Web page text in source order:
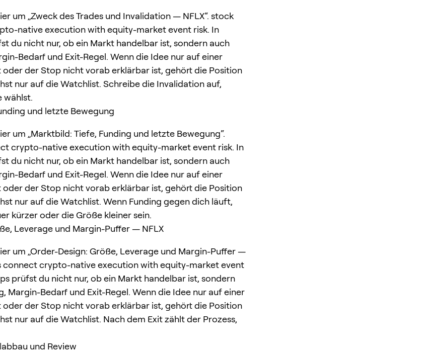
um „Zweck des Trades und Invalidation — NFLX“. stock
native execution with equity-market event risk. In
du nicht nur, ob ein Markt handelbar ist, sondern auch
Bedarf und Exit-Regel. Wenn die Idee nur auf einer
oder der Stop nicht vorab erklärbar ist, gehört die Position
nur auf die Watchlist. Schreibe die Invalidation auf,
wählst.
und letzte Bewegung
um „Marktbild: Tiefe, Funding und letzte Bewegung“.
crypto-native execution with equity-market event risk. In
du nicht nur, ob ein Markt handelbar ist, sondern auch
Bedarf und Exit-Regel. Wenn die Idee nur auf einer
oder der Stop nicht vorab erklärbar ist, gehört die Position
nur auf die Watchlist. Wenn Funding gegen dich läuft,
kürzer oder die Größe kleiner sein.
Leverage und Margin-Puffer — NFLX
um „Order-Design: Größe, Leverage und Margin-Puffer —
connect crypto-native execution with equity-market event
prüfst du nicht nur, ob ein Markt handelbar ist, sondern
Margin-Bedarf und Exit-Regel. Wenn die Idee nur auf einer
oder der Stop nicht vorab erklärbar ist, gehört die Position
nur auf die Watchlist. Nach dem Exit zählt der Prozess,
und Review